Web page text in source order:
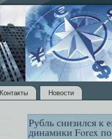
Контакты Новости
Рубль снизился к
динамики Forex